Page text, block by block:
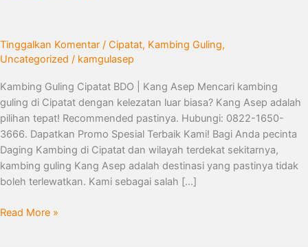
Tinggalkan Komentar / Cipatat, Kambing Guling,
Uncategorized / kamgulasep
Kambing Guling Cipatat BDO | Kang Asep Mencari kambing
guling di Cipatat dengan kelezatan luar biasa? Kang Asep adalah
pilihan tepat! Recommended pastinya. Hubungi: 0822-1650-
3666. Dapatkan Promo Spesial Terbaik Kami! Bagi Anda pecinta
Daging Kambing di Cipatat dan wilayah terdekat sekitarnya,
kambing guling Kang Asep adalah destinasi yang pastinya tidak
boleh terlewatkan. Kami sebagai salah […]
Asep
Read More »